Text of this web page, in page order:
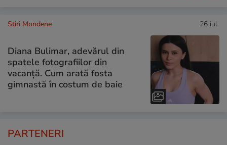
Stiri Mondene 26 iul.
Diana Bulimar, adevărul din
spatele fotografiilor din
vacanță. Cum arată fosta
gimnastă în costum de baie
PARTENERI